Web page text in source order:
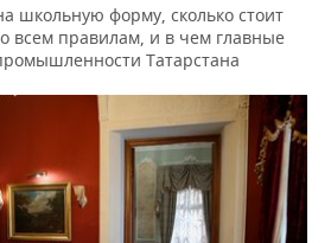
школьную форму, сколько стоит
всем правилам, и в чем главные
Татарстана